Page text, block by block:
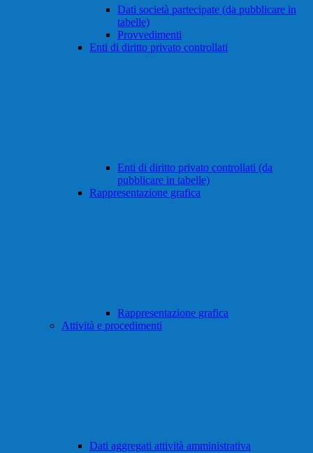
Dati società partecipate (da pubblicare in
tabelle)
Provvedimenti
Enti di diritto privato controllati
Enti di diritto privato controllati (da
pubblicare in tabelle)
Rappresentazione grafica
Rappresentazione grafica
Attività e procedimenti
Dati aggregati attività amministrativa